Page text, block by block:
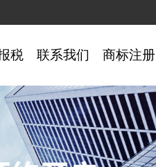
税 联系我们 商标注册